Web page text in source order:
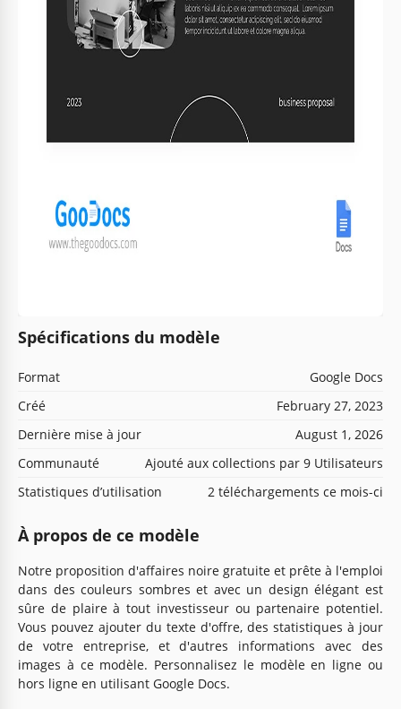
Spécifications du modèle
Format
Google Docs
Créé
February 27, 2023
Dernière mise à jour
August 1, 2026
Communauté
Ajouté aux collections par 9 Utilisateurs
Statistiques d’utilisation
2 téléchargements ce mois-ci
À propos de ce modèle
Notre proposition d'affaires noire gratuite et prête à l'emploi
dans des couleurs sombres et avec un design élégant est
sûre de plaire à tout investisseur ou partenaire potentiel.
Vous pouvez ajouter du texte d'offre, des statistiques à jour
de votre entreprise, et d'autres informations avec des
images à ce modèle. Personnalisez le modèle en ligne ou
hors ligne en utilisant Google Docs.